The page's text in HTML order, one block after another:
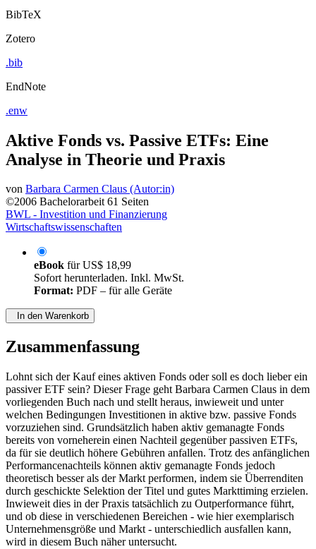
Aktive Fonds vs. Passive ETFs: Eine
Analyse in Theorie und Praxis
vonBarbara Carmen Claus (Autor:in)
©2006 Bachelorarbeit 61 Seiten
BWL - Investition und Finanzierung
eBookfürUS$ 18,99
Sofort herunterladen. Inkl. MwSt.
Zusammenfassung
Lohnt sich der Kauf eines aktiven Fonds oder soll es doch lieber ein
passiver ETF sein? Dieser Frage geht Barbara Carmen Claus in dem
vorliegenden Buch nach und stellt heraus, inwieweit und unter
welchen Bedingungen Investitionen in aktive bzw. passive Fonds
vorzuziehen sind. Grundsätzlich haben aktiv gemanagte Fonds
bereits von vorneherein einen Nachteil gegenüber passiven ETFs,
da für sie deutlich höhere Gebühren anfallen. Trotz des anfänglichen
Performancenachteils können aktiv gemanagte Fonds jedoch
theoretisch besser als der Markt performen, indem sie Überrenditen
durch geschickte Selektion der Titel und gutes Markttiming erzielen.
Inwieweit dies in der Praxis tatsächlich zu Outperformance führt,
und ob diese in verschiedenen Bereichen - wie hier exemplarisch
Unternehmensgröße und Markt - unterschiedlich ausfallen kann,